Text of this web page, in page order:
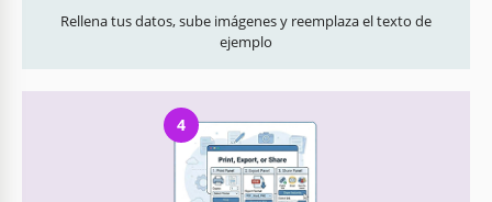
Rellena tus datos, sube imágenes y reemplaza el texto de
ejemplo
4